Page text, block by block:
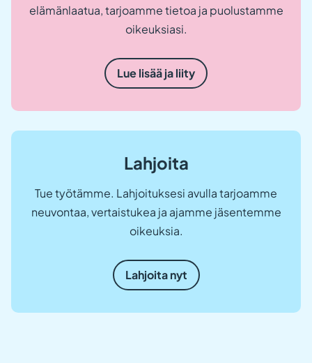
elämänlaatua, tarjoamme tietoa ja puolustamme
oikeuksiasi.
Lue lisää ja liity
Lahjoita
Tue työtämme. Lahjoituksesi avulla tarjoamme
neuvontaa, vertaistukea ja ajamme jäsentemme
oikeuksia.
Lahjoita nyt